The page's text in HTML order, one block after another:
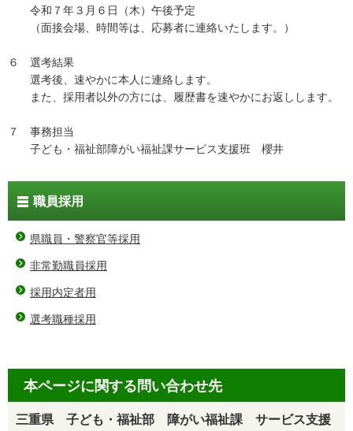
令和７年３月６日（木）午後予定
（面接会場、時間等は、応募者に連絡いたします。）
６ 選考結果
選考後、速やかに本人に連絡します。
また、採用者以外の方には、履歴書を速やかにお返しします。
７ 事務担当
子ども・福祉部障がい福祉課サービス支援班 櫻井
職員採用
県職員・警察官等採用
非常勤職員採用
採用内定者用
選考職種採用
本ページに関する問い合わせ先
三重県 子ども・福祉部 障がい福祉課 サービス支援